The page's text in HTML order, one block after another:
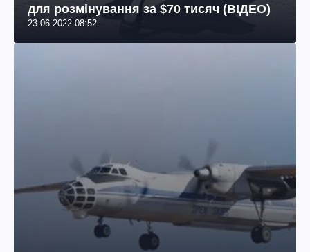
для розмінування за $70 тисяч (ВІДЕО)
23.06.2022 08:52